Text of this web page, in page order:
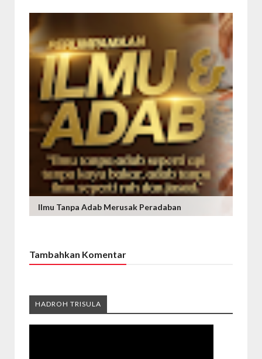
Ilmu Tanpa Adab Merusak Peradaban
Tambahkan Komentar
HADROH TRISULA